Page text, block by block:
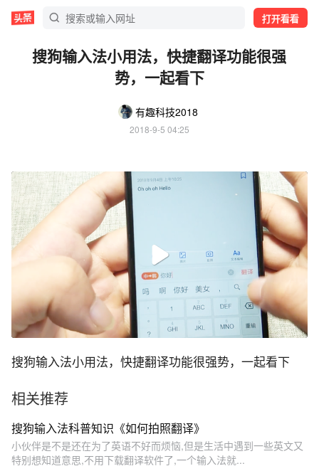
打开看看
搜狗输入法小用法，快捷翻译功能很强
势，一起看下
有趣科技2018
2018-9-5 04:25
搜狗输入法小用法，快捷翻译功能很强势，一起看下
相关推荐
搜狗输入法科普知识《如何拍照翻译》
小伙伴是不是还在为了英语不好而烦恼,但是生活中遇到一些英文又
特别想知道意思,不用下载翻译软件了,一个输入法就...